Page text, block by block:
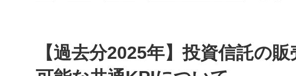
【過去分2025年】投資信託の